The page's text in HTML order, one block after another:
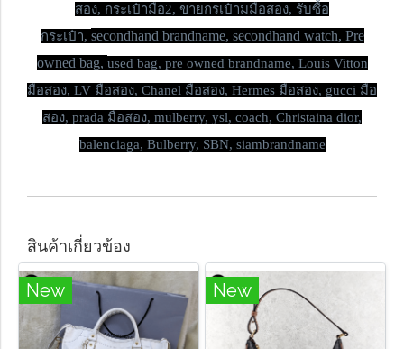
สอง, กระเป๋ามือ2, ขายกรเป๋ามมือสอง, รับซื้อ
กระเป๋า, secondhand brandname, secondhand watch, Pre
owned bag, used bag, pre owned brandname, Louis Vitton
มือสอง, LV มือสอง, Chanel มือสอง, Hermes มือสอง, gucci มือ
สอง, prada มือสอง, mulberry, ysl, coach, Christaina dior,
balenciaga, Bulberry, SBN, siambrandname
สินค้าเกี่ยวข้อง
New New